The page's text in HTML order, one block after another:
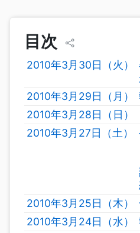
目次
2010年3月30日（火）
2010年3月29日（月）
2010年3月28日（日）
2010年3月27日（土）
2010年3月25日（木）
2010年3月24日（水）